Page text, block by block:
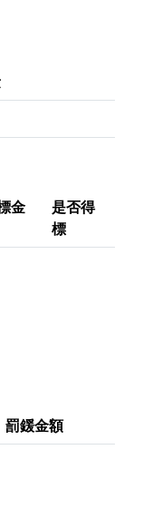
金
是否得
標
罰鍰金額